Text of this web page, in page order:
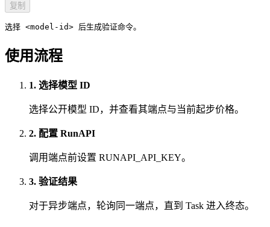
复制
选择 <model-id> 后生成验证命令。
使用流程
1. 选择模型 ID
选择公开模型 ID，并查看其端点与当前起步价格。
2. 配置 RunAPI
调用端点前设置 RUNAPI_API_KEY。
3. 验证结果
对于异步端点，轮询同一端点，直到 Task 进入终态。